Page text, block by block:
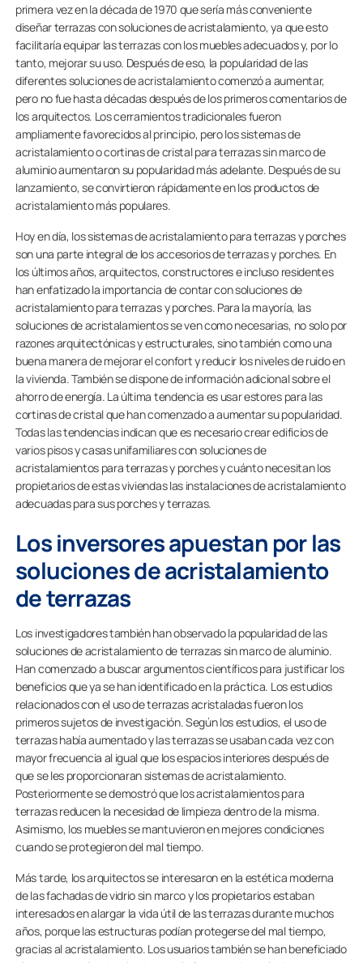
primera vez en la década de 1970 que sería más conveniente
diseñar terrazas con soluciones de acristalamiento, ya que esto
facilitaría equipar las terrazas con los muebles adecuados y, por lo
tanto, mejorar su uso. Después de eso, la popularidad de las
diferentes soluciones de acristalamiento comenzó a aumentar,
pero no fue hasta décadas después de los primeros comentarios de
los arquitectos. Los cerramientos tradicionales fueron
ampliamente favorecidos al principio, pero los sistemas de
acristalamiento o cortinas de cristal para terrazas sin marco de
aluminio aumentaron su popularidad más adelante. Después de su
lanzamiento, se convirtieron rápidamente en los productos de
acristalamiento más populares.
Hoy en día, los sistemas de acristalamiento para terrazas y porches
son una parte integral de los accesorios de terrazas y porches. En
los últimos años, arquitectos, constructores e incluso residentes
han enfatizado la importancia de contar con soluciones de
acristalamiento para terrazas y porches. Para la mayoría, las
soluciones de acristalamientos se ven como necesarias, no solo por
razones arquitectónicas y estructurales, sino también como una
buena manera de mejorar el confort y reducir los niveles de ruido en
la vivienda. También se dispone de información adicional sobre el
ahorro de energía. La última tendencia es usar estores para las
cortinas de cristal que han comenzado a aumentar su popularidad.
Todas las tendencias indican que es necesario crear edificios de
varios pisos y casas unifamiliares con soluciones de
acristalamientos para terrazas y porches y cuánto necesitan los
propietarios de estas viviendas las instalaciones de acristalamiento
adecuadas para sus porches y terrazas.
Los inversores apuestan por las
soluciones de acristalamiento
de terrazas
Los investigadores también han observado la popularidad de las
soluciones de acristalamiento de terrazas sin marco de aluminio.
Han comenzado a buscar argumentos científicos para justificar los
beneficios que ya se han identificado en la práctica. Los estudios
relacionados con el uso de terrazas acristaladas fueron los
primeros sujetos de investigación. Según los estudios, el uso de
terrazas había aumentado y las terrazas se usaban cada vez con
mayor frecuencia al igual que los espacios interiores después de
que se les proporcionaran sistemas de acristalamiento.
Posteriormente se demostró que los acristalamientos para
terrazas reducen la necesidad de limpieza dentro de la misma.
Asimismo, los muebles se mantuvieron en mejores condiciones
cuando se protegieron del mal tiempo.
Más tarde, los arquitectos se interesaron en la estética moderna
de las fachadas de vidrio sin marco y los propietarios estaban
interesados ​​en alargar la vida útil de las terrazas durante muchos
años, porque las estructuras podían protegerse del mal tiempo,
gracias al acristalamiento. Los usuarios también se han beneficiado